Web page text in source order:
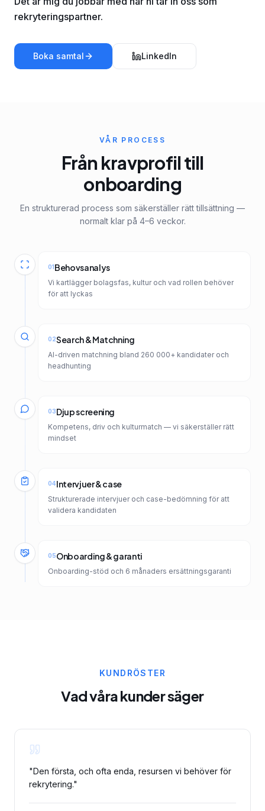
rekryteringspartner.
Boka samtal LinkedIn
VÅR PROCESS
Från kravprofil till
onboarding
En strukturerad process som säkerställer rätt tillsättning —
normalt klar på 4–6 veckor.
01Behovsanalys
Vi kartlägger bolagsfas, kultur och vad rollen behöver
för att lyckas
02Search & Matchning
AI-driven matchning bland 260 000+ kandidater och
headhunting
03Djup screening
Kompetens, driv och kulturmatch — vi säkerställer rätt
mindset
04Intervjuer & case
Strukturerade intervjuer och case-bedömning för att
validera kandidaten
05Onboarding & garanti
Onboarding-stöd och 6 månaders ersättningsgaranti
KUNDRÖSTER
Vad våra kunder säger
"Den första, och ofta enda, resursen vi behöver för
rekrytering."